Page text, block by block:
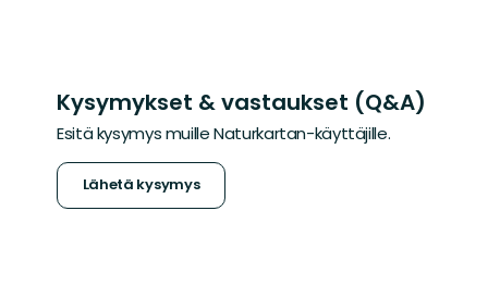
Kysymykset & vastaukset (Q&A)
Esitä kysymys muille Naturkartan-käyttäjille.
Lähetä kysymys